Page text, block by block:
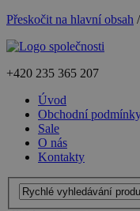
Přeskočit na hlavní obsah /
+420 235 365 207
Úvod
Obchodní
Sale
O nás
Kontakty